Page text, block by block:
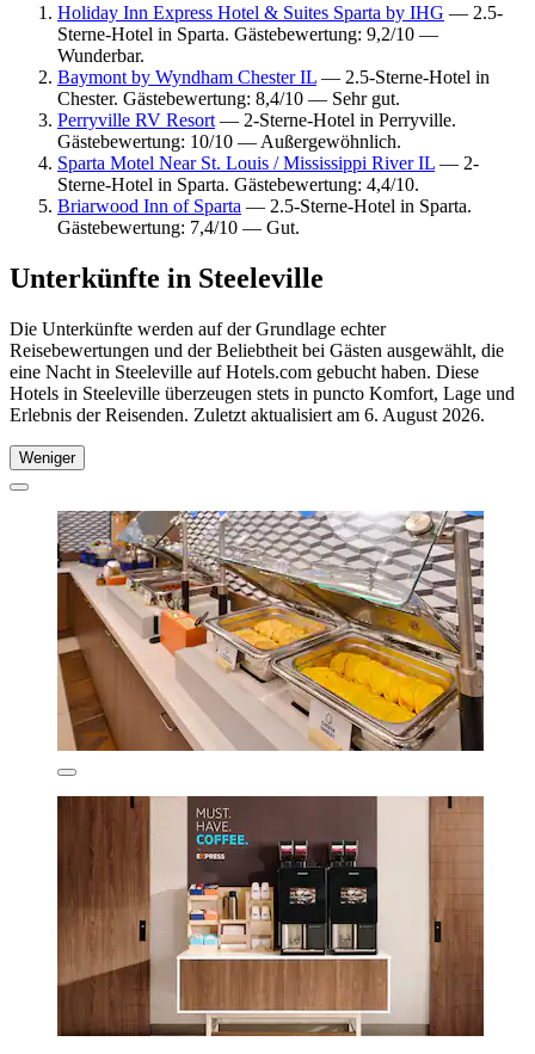
Holiday Inn Express Hotel & Suites Sparta by IHG — 2.5-
Sterne-Hotel in Sparta. Gästebewertung: 9,2/10 —
Wunderbar.
Baymont by Wyndham Chester IL — 2.5-Sterne-Hotel in
Chester. Gästebewertung: 8,4/10 — Sehr gut.
Perryville RV Resort — 2-Sterne-Hotel in Perryville.
Gästebewertung: 10/10 — Außergewöhnlich.
Sparta Motel Near St. Louis / Mississippi River IL — 2-
Sterne-Hotel in Sparta. Gästebewertung: 4,4/10.
Briarwood Inn of Sparta — 2.5-Sterne-Hotel in Sparta.
Gästebewertung: 7,4/10 — Gut.
Unterkünfte in Steeleville
Die Unterkünfte werden auf der Grundlage echter
Reisebewertungen und der Beliebtheit bei Gästen ausgewählt, die
eine Nacht in Steeleville auf Hotels.com gebucht haben. Diese
Hotels in Steeleville überzeugen stets in puncto Komfort, Lage und
Erlebnis der Reisenden. Zuletzt aktualisiert am 6. August 2026.
Weniger